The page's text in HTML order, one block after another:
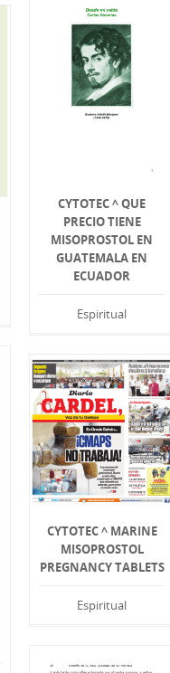
CYTOTEC ^ QUE
PRECIO TIENE
MISOPROSTOL EN
GUATEMALA EN
ECUADOR
Espiritual
CYTOTEC ^ MARINE
MISOPROSTOL
PREGNANCY TABLETS
Espiritual